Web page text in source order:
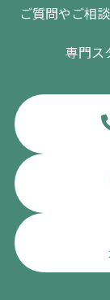
ご質問やご相
専門ス